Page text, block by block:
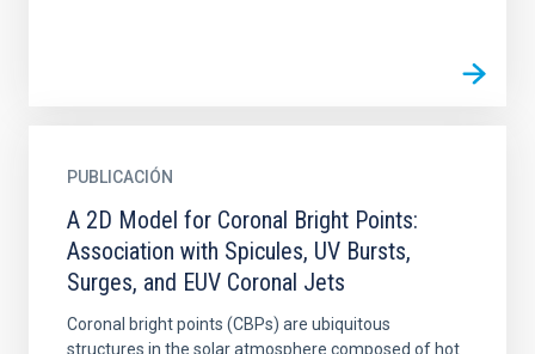
PUBLICACIÓN
A 2D Model for Coronal Bright Points:
Association with Spicules, UV Bursts,
Surges, and EUV Coronal Jets
Coronal bright points (CBPs) are ubiquitous
structures in the solar atmosphere composed of hot